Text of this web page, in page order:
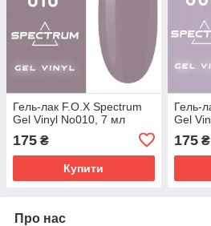
Гель-лак F.O.X Spectrum
Gel Vinyl No010, 7 мл
175 ₴
Купити
Гель-
Gel
175₴
Про нас